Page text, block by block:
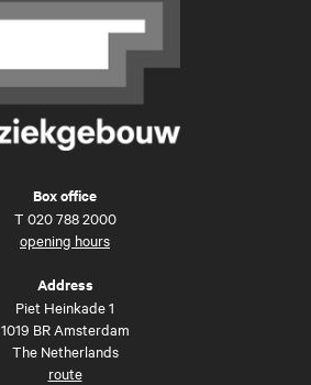
Box office
T 020 788 2000
opening hours
Address
Piet Heinkade 1
1019 BR Amsterdam
The Netherlands
route